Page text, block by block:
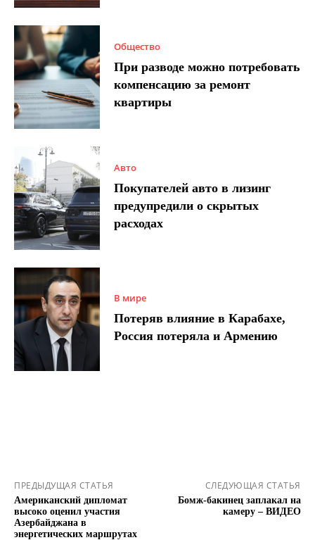
Общество
При разводе можно потребовать
компенсацию за ремонт
квартиры
Авто
Покупателей авто в лизинг
предупредили о скрытых
расходах
В мире
Потеряв влияние в Карабахе,
Россия потеряла и Армению
ПРЕДЫДУЩАЯ СТАТЬЯ
Американский дипломат
высоко оценил участия
Азербайджана в
энергетических маршрутах
СЛЕДУЮЩАЯ СТАТЬЯ
Бомж-бакинец заплакал на
камеру – ВИДЕО